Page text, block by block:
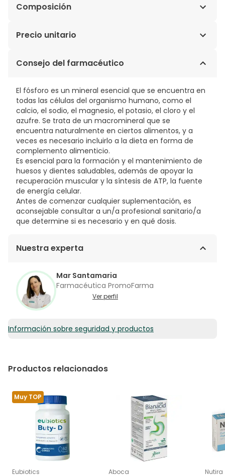
Composición
Espirulina (Arthrospira platensis), levadura de cerveza
magnesio (E470b), cianocobalamina (vitamina B12);
Precio unitario
0,03€ / Cápsulas
Consejo del farmacéutico
El fósforo es un mineral esencial que se encuentra en
todas las células del organismo humano, como el
calcio, el sodio, el magnesio, el potasio, el cloro y el
azufre. Se trata de un macromineral que se
encuentra naturalmente en ciertos alimentos, y a
veces es necesario incluirlo a la dieta en forma de
complemento alimenticio.
Es esencial para la formación y el mantenimiento de
huesos y dientes saludables, además de apoyar la
recuperación muscular y la síntesis de ATP, la fuente
de energía celular.
Antes de comenzar cualquier suplementación, es
aconsejable consultar a un/a profesional sanitario/a
que determine si es necesario y en qué dosis.
Nuestra experta
Mar Santamaria
Farmacéutica PromoFarma
Ver perfil
Información sobre seguridad y productos
Productos relacionados
Muy TOP
Eubiotics Aboca Nutira